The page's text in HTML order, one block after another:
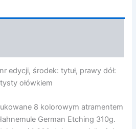
edycji, środek: tytuł, prawy dół:
ołówkiem
8 kolorowym atramentem
German Etching 310g.